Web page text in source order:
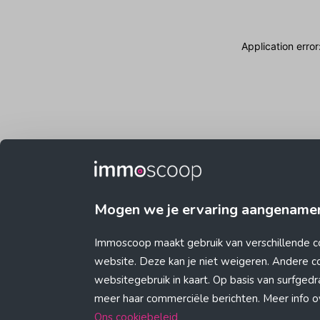
Mogen we je ervaring
Immoscoop maakt gebruik van verschillende
website. Deze kan je niet weigeren. Andere
websitegebruik in kaart. Op basis van
meer haar commerciële berichten. Meer info
Ons cookiebeleid
Application